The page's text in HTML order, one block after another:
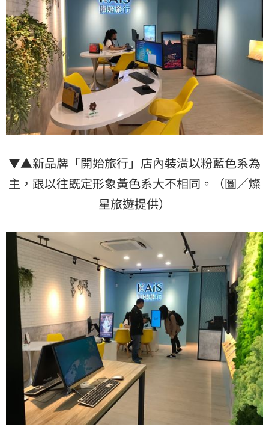
▼▲新品牌「開始旅行」店內裝潢以粉藍色系為
主，跟以往既定形象黃色系大不相同。（圖／燦
星旅遊提供）